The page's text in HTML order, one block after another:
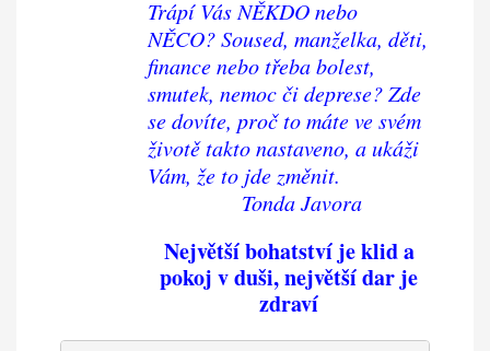
Trápí Vás NĚKDO nebo
NĚCO? Soused, manželka, děti,
finance nebo třeba bolest,
smutek, nemoc či deprese?Zde
se dovíte, proč to máteve svém
životě takto nastaveno, a ukáži
Vám, že to jde změnit.
Tonda Javora
Největší bohatství je klid a
pokoj v duši, největší dar je
zdraví